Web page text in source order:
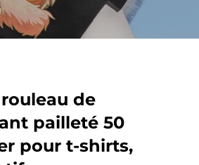
de
pailleté 50
pour t-shirts,